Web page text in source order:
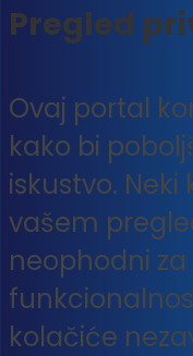
Pregled
Ovaj portal
kako bi
iskustvo.
vašem
neophodni
kolačiće